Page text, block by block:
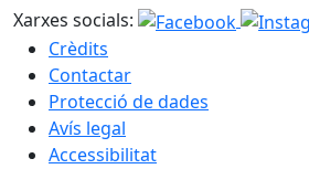
Xarxes socials:
Crèdits
Contactar
Protecció de dades
Avís legal
Accessibilitat